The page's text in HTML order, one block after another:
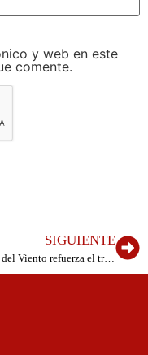
y web en este
comente.
SIGUIENTE
Gorona del Viento refuerza el trabajo en concienciación medioambiental de la población local